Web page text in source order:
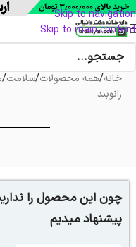
Skip to navigation
Skip to main content
خانه/همه محصولات/سلامت/
زانوبند
چون این محصول را
پیشنهاد میدیم